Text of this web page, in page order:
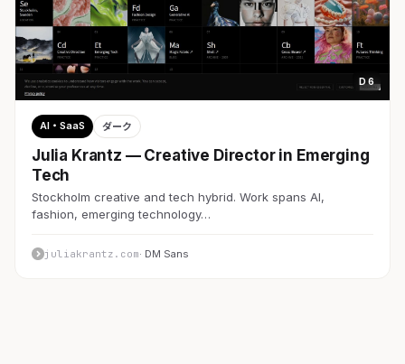
D 6
AI・SaaS ダーク
Julia Krantz — Creative Director in Emerging
Tech
Stockholm creative and tech hybrid. Work spans AI,
fashion, emerging technology…
juliakrantz.com· DM Sans